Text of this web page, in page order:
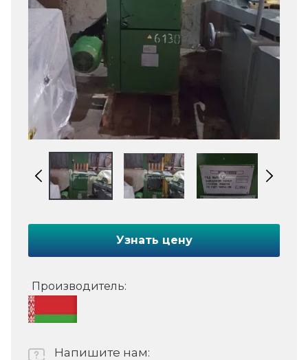
Узнать цену
Производитель:
Напишите нам: